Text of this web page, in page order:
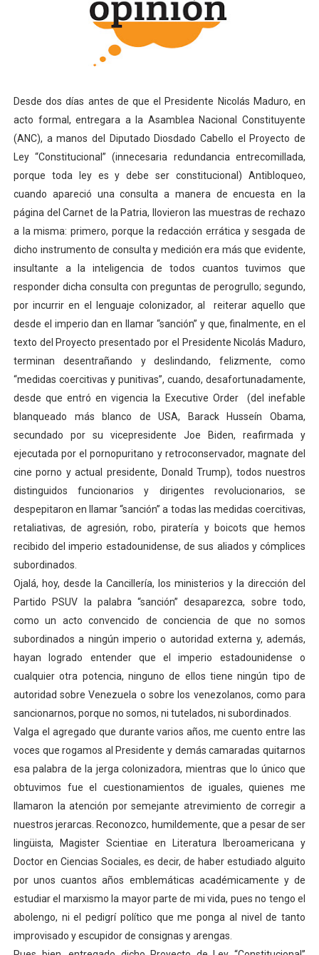
Fomficc consolida alianzas e impulsa la economía
Niños de Estudiantes de Mérida sembraron 110
Inicia el plan vacacional Venezuela Renace en el
Entregan planta eléctrica para fortalecer la atención
Expertos inspeccionan espacios del OAN para la
Dictan MasterClass en el marco del Encuentro LAGO
Campo Elías avanza con plan de asfaltado
Encuentro estadal fortalece la coordinación de
Gobernador Arnaldo Sánchez apadrina a más de 993
Plan Quirúrgico Regional llega a Pueblo Llano con la
Desde dos días antes de que el Presidente Nicolás Maduro, en
acto formal, entregara a la Asamblea Nacional Constituyente
(ANC), a manos del Diputado Diosdado Cabello el Proyecto de
Ley “Constitucional” (innecesaria redundancia entrecomillada,
porque toda ley es y debe ser constitucional) Antibloqueo,
cuando apareció una consulta a manera de encuesta en la
página del Carnet de la Patria, llovieron las muestras de rechazo
a la misma: primero, porque la redacción errática y sesgada de
dicho instrumento de consulta y medición era más que evidente,
insultante a la inteligencia de todos cuantos tuvimos que
responder dicha consulta con preguntas de perogrullo; segundo,
por incurrir en el lenguaje colonizador, al reiterar aquello que
desde el imperio dan en llamar “sanción” y que, finalmente, en el
texto del Proyecto presentado por el Presidente Nicolás Maduro,
terminan desentrañando y deslindando, felizmente, como
“medidas coercitivas y punitivas”, cuando, desafortunadamente,
desde que entró en vigencia la Executive Order (del inefable
blanqueado más blanco de USA, Barack Husseín Obama,
secundado por su vicepresidente Joe Biden, reafirmada y
ejecutada por el pornopuritano y retroconservador, magnate del
cine porno y actual presidente, Donald Trump), todos nuestros
distinguidos funcionarios y dirigentes revolucionarios, se
despepitaron en llamar “sanción” a todas las medidas coercitivas,
retaliativas, de agresión, robo, piratería y boicots que hemos
recibido del imperio estadounidense, de sus aliados y cómplices
subordinados.
Ojalá, hoy, desde la Cancillería, los ministerios y la dirección del
Partido PSUV la palabra “sanción” desaparezca, sobre todo,
como un acto convencido de conciencia de que no somos
subordinados a ningún imperio o autoridad externa y, además,
hayan logrado entender que el imperio estadounidense o
cualquier otra potencia, ninguno de ellos tiene ningún tipo de
autoridad sobre Venezuela o sobre los venezolanos, como para
sancionarnos, porque no somos, ni tutelados, ni subordinados.
Valga el agregado que durante varios años, me cuento entre las
voces que rogamos al Presidente y demás camaradas quitarnos
esa palabra de la jerga colonizadora, mientras que lo único que
obtuvimos fue el cuestionamientos de iguales, quienes me
llamaron la atención por semejante atrevimiento de corregir a
nuestros jerarcas. Reconozco, humildemente, que a pesar de ser
lingüista, Magister Scientiae en Literatura Iberoamericana y
Doctor en Ciencias Sociales, es decir, de haber estudiado alguito
por unos cuantos años emblemáticas académicamente y de
estudiar el marxismo la mayor parte de mi vida, pues no tengo el
abolengo, ni el pedigrí político que me ponga al nivel de tanto
improvisado y escupidor de consignas y arengas.